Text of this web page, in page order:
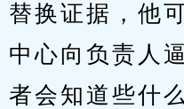
替换证据，他
中心向负责人
者会知道些什么